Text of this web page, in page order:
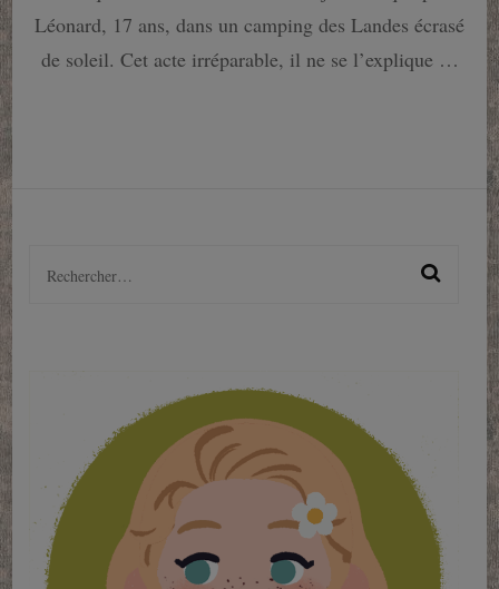
de
2019
Léonard, 17 ans, dans un camping des Landes écrasé
de soleil. Cet acte irréparable, il ne se l’explique …
Rechercher :